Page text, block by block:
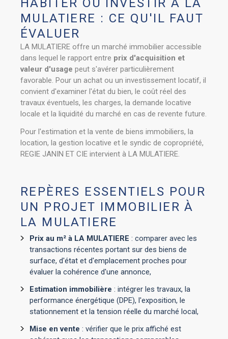
HABITER OU INVESTIR À LA
MULATIERE : CE QU'IL FAUT
ÉVALUER
LA MULATIERE offre un marché immobilier accessible
dans lequel le rapport entre prix d'acquisition et
valeur d'usage peut s'avérer particulièrement
favorable. Pour un achat ou un investissement locatif, il
convient d'examiner l'état du bien, le coût réel des
travaux éventuels, les charges, la demande locative
locale et la liquidité du marché en cas de revente future.
Pour l'estimation et la vente de biens immobiliers, la
location, la gestion locative et le syndic de copropriété,
REGIE JANIN ET CIE intervient à LA MULATIERE.
REPÈRES ESSENTIELS POUR
UN PROJET IMMOBILIER À
LA MULATIERE
Prix au m² à LA MULATIERE : comparer avec les
transactions récentes portant sur des biens de
surface, d'état et d'emplacement proches pour
évaluer la cohérence d'une annonce,
Estimation immobilière : intégrer les travaux, la
performance énergétique (DPE), l'exposition, le
stationnement et la tension réelle du marché local,
Mise en vente : vérifier que le prix affiché est